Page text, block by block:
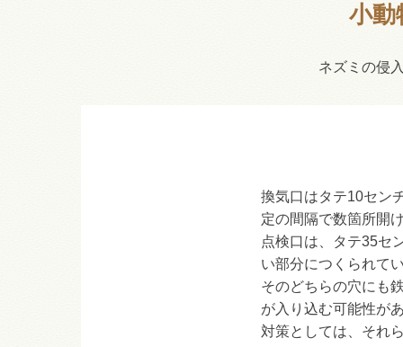
小動
ネズミの侵
換気口はタテ10セン
定の間隔で数箇所開
点検口は、タテ35セ
い部分につくられて
そのどちらの穴にも
が入り込む可能性が
対策としては、それ